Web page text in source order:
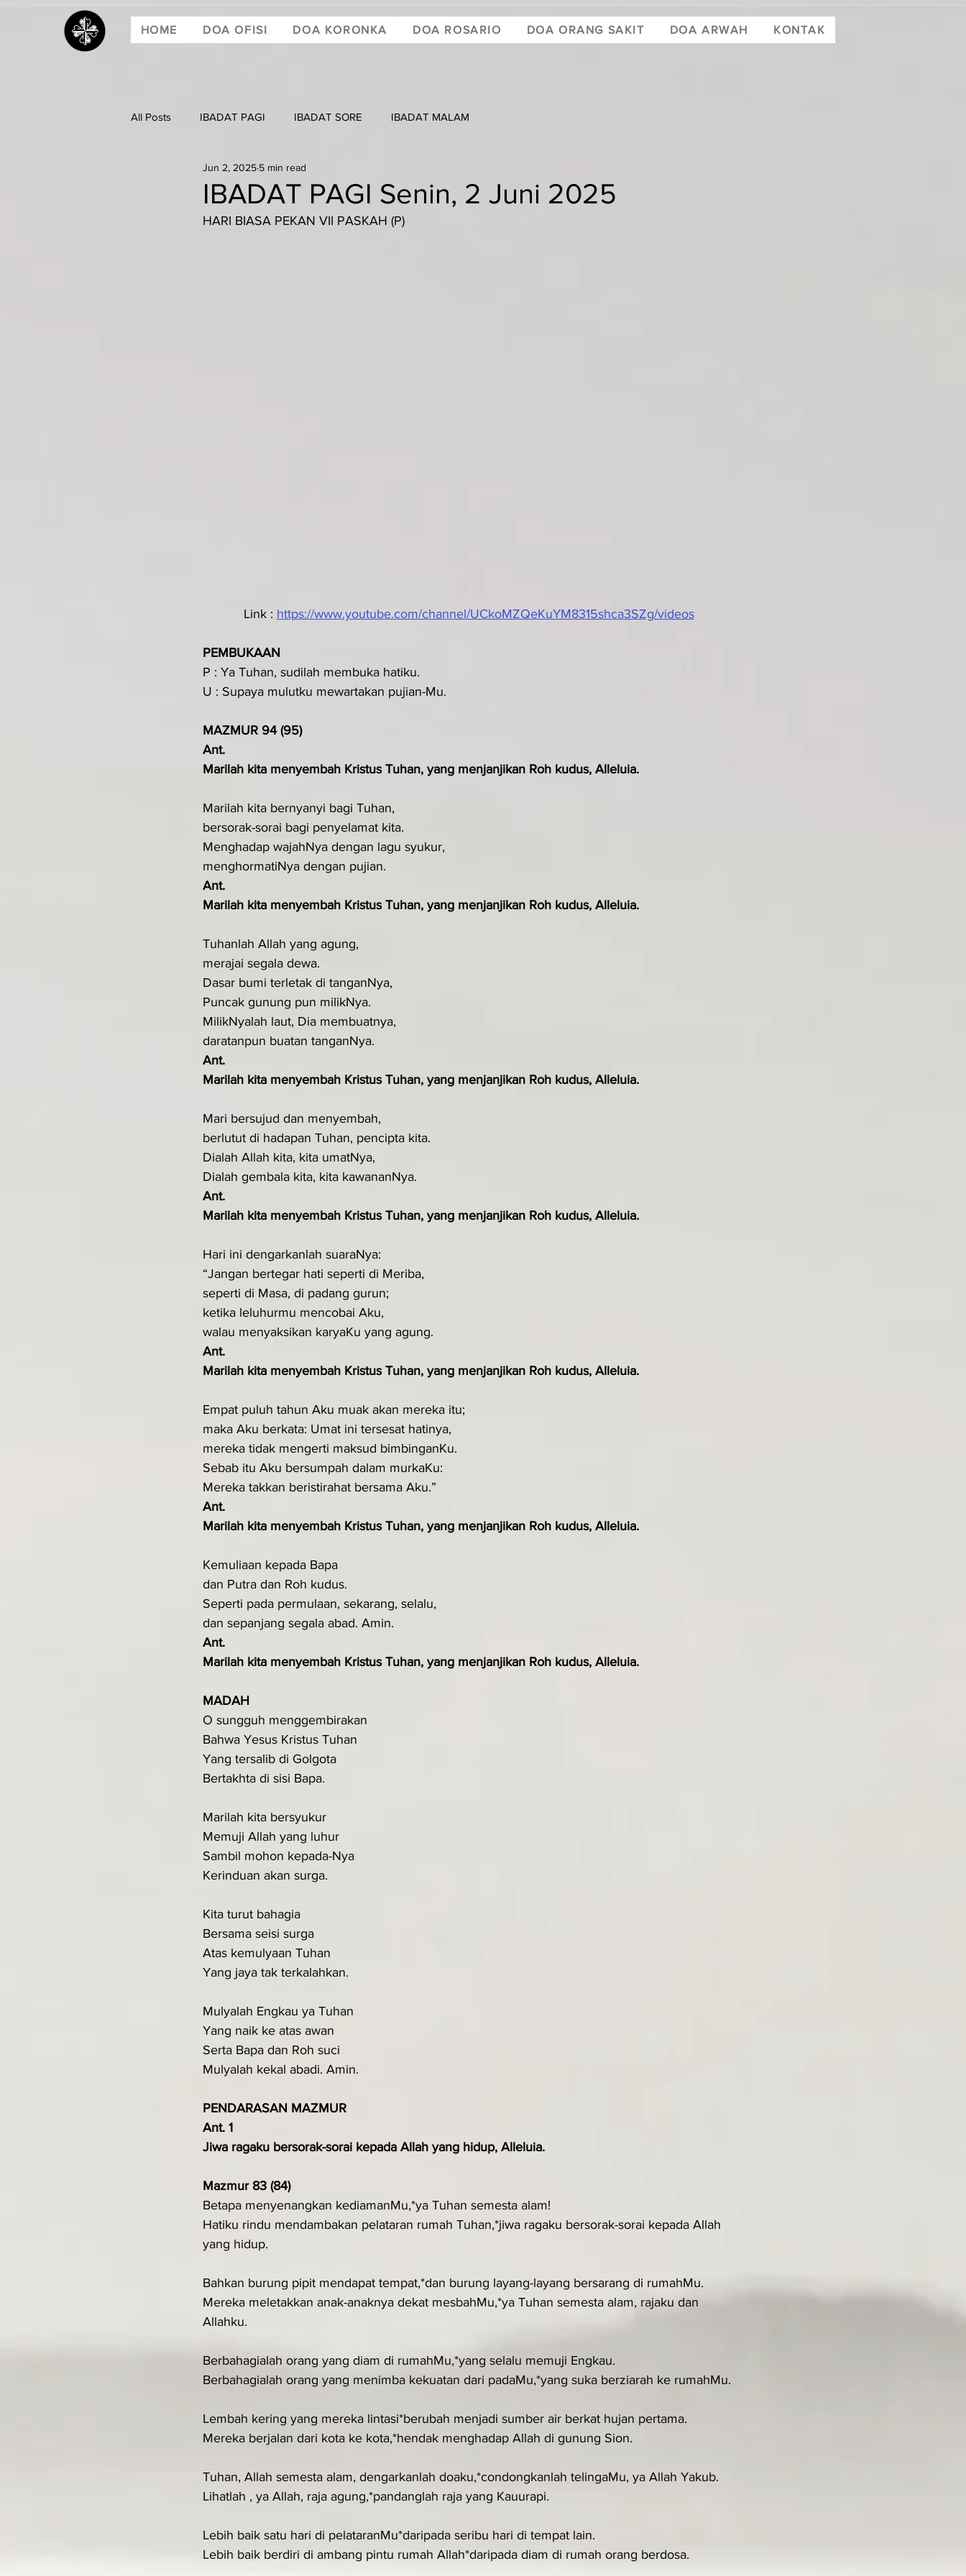
HOME DOA OFISI DOA KORONKA DOA ROSARIO DOA ORANG SAKIT DOA ARWAH KONTAK
All Posts IBADAT PAGI IBADAT SORE IBADAT MALAM
IBADAT PAGI Senin, 2 Juni 2025
Jun 2, 2025 5 min read
HARI BIASA PEKAN VII PASKAH (P)
Link : https://www.youtube.com/channel/UCkoMZQeKuYM8315shca3SZg/videos
PEMBUKAAN
P : Ya Tuhan, sudilah membuka hatiku.
U : Supaya mulutku mewartakan pujian-Mu.
MAZMUR 94 (95)
Ant.
Marilah kita menyembah Kristus Tuhan, yang menjanjikan Roh kudus, Alleluia.
Marilah kita bernyanyi bagi Tuhan,
bersorak-sorai bagi penyelamat kita.
Menghadap wajahNya dengan lagu syukur,
menghormatiNya dengan pujian.
Ant.
Marilah kita menyembah Kristus Tuhan, yang menjanjikan Roh kudus, Alleluia.
Tuhanlah Allah yang agung,
merajai segala dewa.
Dasar bumi terletak di tanganNya,
Puncak gunung pun milikNya.
MilikNyalah laut, Dia membuatnya,
daratanpun buatan tanganNya.
Ant.
Marilah kita menyembah Kristus Tuhan, yang menjanjikan Roh kudus, Alleluia.
Mari bersujud dan menyembah,
berlutut di hadapan Tuhan, pencipta kita.
Dialah Allah kita, kita umatNya,
Dialah gembala kita, kita kawananNya.
Ant.
Marilah kita menyembah Kristus Tuhan, yang menjanjikan Roh kudus, Alleluia.
Hari ini dengarkanlah suaraNya:
“Jangan bertegar hati seperti di Meriba,
seperti di Masa, di padang gurun;
ketika leluhurmu mencobai Aku,
walau menyaksikan karyaKu yang agung.
Ant.
Marilah kita menyembah Kristus Tuhan, yang menjanjikan Roh kudus, Alleluia.
Empat puluh tahun Aku muak akan mereka itu;
maka Aku berkata: Umat ini tersesat hatinya,
mereka tidak mengerti maksud bimbinganKu.
Sebab itu Aku bersumpah dalam murkaKu:
Mereka takkan beristirahat bersama Aku.”
Ant.
Marilah kita menyembah Kristus Tuhan, yang menjanjikan Roh kudus, Alleluia.
Kemuliaan kepada Bapa
dan Putra dan Roh kudus.
Seperti pada permulaan, sekarang, selalu,
dan sepanjang segala abad. Amin.
Ant.
Marilah kita menyembah Kristus Tuhan, yang menjanjikan Roh kudus, Alleluia.
MADAH
O sungguh menggembirakan
Bahwa Yesus Kristus Tuhan
Yang tersalib di Golgota
Bertakhta di sisi Bapa.
Marilah kita bersyukur
Memuji Allah yang luhur
Sambil mohon kepada-Nya
Kerinduan akan surga.
Kita turut bahagia
Bersama seisi surga
Atas kemulyaan Tuhan
Yang jaya tak terkalahkan.
Mulyalah Engkau ya Tuhan
Yang naik ke atas awan
Serta Bapa dan Roh suci
Mulyalah kekal abadi. Amin.
PENDARASAN MAZMUR
Ant. 1
Jiwa ragaku bersorak-sorai kepada Allah yang hidup, Alleluia.
Mazmur 83 (84)
Betapa menyenangkan kediamanMu,*ya Tuhan semesta alam!
Hatiku rindu mendambakan pelataran rumah Tuhan,*jiwa ragaku bersorak-sorai kepada Allah
yang hidup.
Bahkan burung pipit mendapat tempat,*dan burung layang-layang bersarang di rumahMu.
Mereka meletakkan anak-anaknya dekat mesbahMu,*ya Tuhan semesta alam, rajaku dan
Allahku.
Berbahagialah orang yang diam di rumahMu,*yang selalu memuji Engkau.
Berbahagialah orang yang menimba kekuatan dari padaMu,*yang suka berziarah ke rumahMu.
Lembah kering yang mereka lintasi*berubah menjadi sumber air berkat hujan pertama.
Mereka berjalan dari kota ke kota,*hendak menghadap Allah di gunung Sion.
Tuhan, Allah semesta alam, dengarkanlah doaku,*condongkanlah telingaMu, ya Allah Yakub.
Lihatlah , ya Allah, raja agung,*pandanglah raja yang Kauurapi.
Lebih baik satu hari di pelataranMu*daripada seribu hari di tempat lain.
Lebih baik berdiri di ambang pintu rumah Allah*daripada diam di rumah orang berdosa.